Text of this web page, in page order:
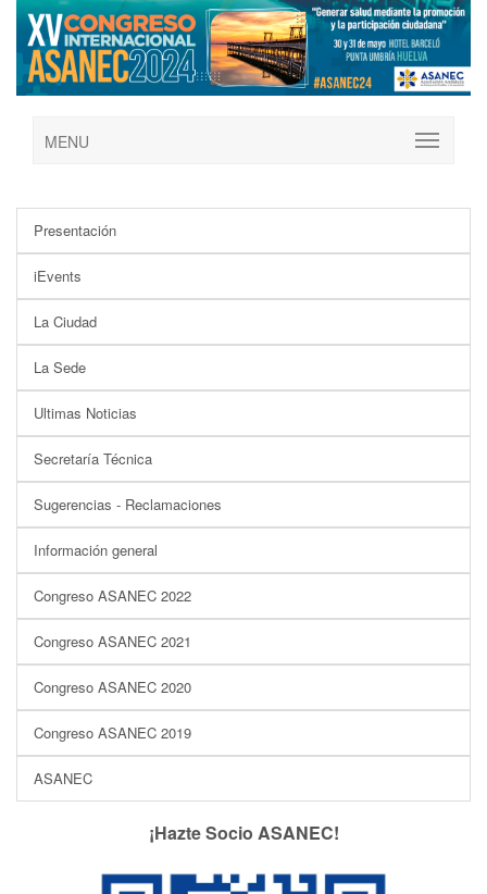
MENU
Presentación
iEvents
La Ciudad
La Sede
Ultimas Noticias
Secretaría Técnica
Sugerencias - Reclamaciones
Información general
Congreso ASANEC 2022
Congreso ASANEC 2021
Congreso ASANEC 2020
Congreso ASANEC 2019
ASANEC
¡Hazte Socio ASANEC!